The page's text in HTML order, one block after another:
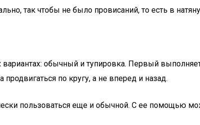
так чтобы не было провисаний, то есть в
обычный и тупировка. Первый
по кругу, а не вперед и назад.
пользоваться еще и обычной. С ее помощью